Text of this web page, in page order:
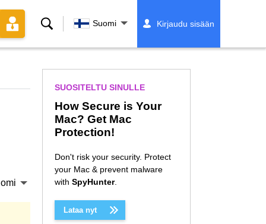
Hae Suomi Kirjaudu sisään
SUOSITELTU SINULLE
How Secure is Your
Mac? Get Mac
Protection!
Don't risk your security. Protect
your Mac & prevent malware
with SpyHunter.
Lataa nyt